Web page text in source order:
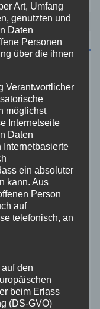
Art, Umfang
genutzten und
Daten
Personen
über die ihnen
Verantwortlicher
möglichst
Internetseite
Daten
ein absoluter
kann. Aus
Person
auf
telefonisch, an
den
beim Erlass
(DS-GVO)